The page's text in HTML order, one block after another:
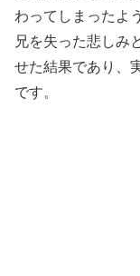
わってしまったよ
兄を失った悲しみ
せた結果であり、
です。